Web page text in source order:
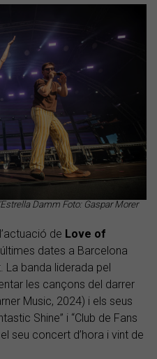
Damm Foto: Gaspar Morer
de Love of
dates a Barcelona
La banda liderada pel
les cançons del darrer
Music, 2024) i els seus
Shine” i “Club de Fans
seu concert d’hora i vint de